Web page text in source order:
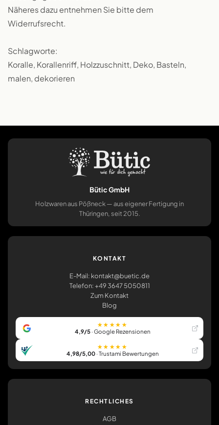
Näheres dazu entnehmen Sie bitte dem
Widerrufsrecht.
Schlagworte:
Koralle, Korallenriff, Holzzuschnitt, Deko, Basteln,
malen, dekorieren
Bütic GmbH
Holzwaren aus Pößneck — aus eigener Fertigung in
Thüringen, seit 2015.
KONTAKT
E-Mail: kontakt@buetic.de
Telefon: +49 3647 5050811
Zum Kontakt
Blog
★★★★★
4,9/5· Google Rezensionen
★★★★★
4,98/5,00· Trustami Bewertungen
RECHTLICHES
AGB